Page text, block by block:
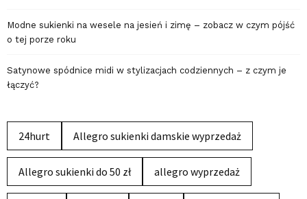
Modne sukienki na wesele na jesień i zimę – zobacz w czym pójść
o tej porze roku
Satynowe spódnice midi w stylizacjach codziennych – z czym je
łączyć?
24hurt Allegro sukienki damskie wyprzedaż
Allegro sukienki do 50 zł allegro wyprzedaż